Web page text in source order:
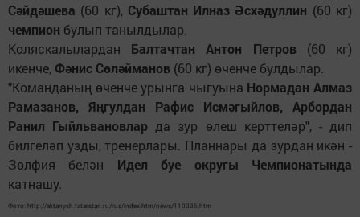
Сәйдәшева (60 кг), Субаштан Илназ Әсхәдуллин (60 кг)
чемпион булып танылдылар.
Коляскалылардан Балтачтан Антон Петров(60 кг)
икенче, Фәнис Сөләйманов (60 кг) өченче булдылар.
"Команданың өченче урынга чыгуына Нормадан Алмаз
Рамазанов, Яңгулдан Рафис Исмәгыйлов, Арбордан
Ранил Гыйльвановлар да зур өлеш керттеләр", - дип
билгеләп узды, тренерлары. Планнары да зурдан икән -
Зөлфия белән Идел буе округы Чемпионатында
катнашу.
Фото: http://aktanysh.tatarstan.ru/rus/index.htm/news/110036.htm